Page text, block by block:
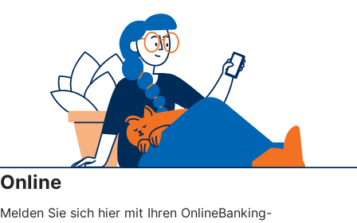
Online
Melden Sie sich hier mit Ihren OnlineBanking-